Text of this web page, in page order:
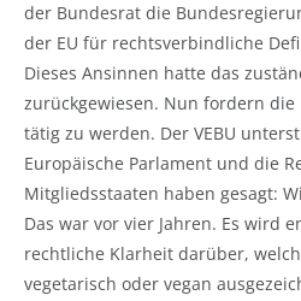
der Bundesrat die
der EU für rechtsverbindliche
Dieses Ansinnen hatte das
zurückgewiesen. Nun fordern
tätig zu werden. Der VEBU
Europäische Parlament und die
Mitgliedsstaaten haben gesagt:
Das war vor vier Jahren. Es wird
rechtliche Klarheit darüber,
vegetarisch oder vegan